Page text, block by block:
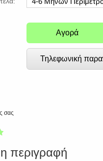
Αγορά
Τηλεφωνική
σας
περιγραφή